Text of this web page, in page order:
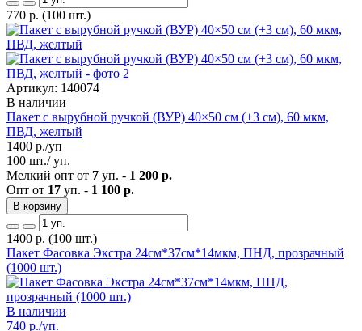
770 р. (100 шт.)
Артикул: 140074
В наличии
Пакет с вырубной ручкой (ВУР) 40×50 см (+3 см), 60 мкм,
ПВД, желтый
1400 р./уп
100 шт./ уп.
Мелкий опт от 7 уп. - 1 200 р.
Опт от 17 уп. - 1 100 р.
В корзину
1400 р. (100 шт.)
Пакет Фасовка Экстра 24см*37см*14мкм, ПНД, прозрачный
(1000 шт.)
В наличии
740 р./уп.